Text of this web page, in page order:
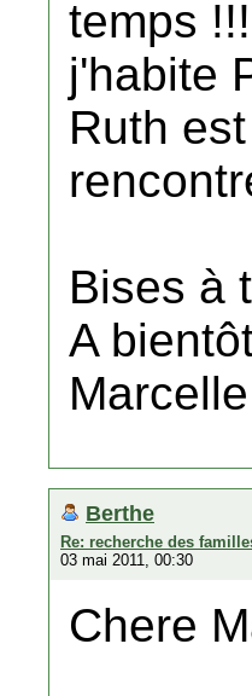
temps !!!
j'habite
Ruth
Bises à
A
Marcelle
Berthe
Re: recherche des
03 mai 2011, 00:30
Chere